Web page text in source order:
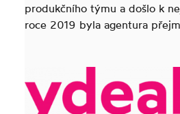
produkčního týmu a došlo k
roce 2019 byla agentura